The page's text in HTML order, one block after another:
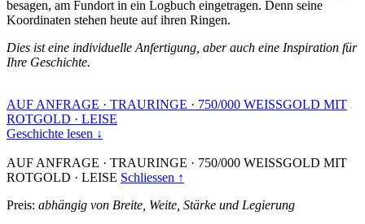
besagen, am Fundort in ein Logbuch eingetragen. Denn seine
Koordinaten stehen heute auf ihren Ringen.
Dies ist eine individuelle Anfertigung, aber auch eine Inspiration für
Ihre Geschichte.
AUF ANFRAGE · TRAURINGE · 750/000 WEISSGOLD MIT
ROTGOLD · LEISE
Geschichte lesen ↓
AUF ANFRAGE · TRAURINGE · 750/000 WEISSGOLD MIT
ROTGOLD · LEISE Schliessen ↑
Preis: abhängig von Breite, Weite, Stärke und Legierung